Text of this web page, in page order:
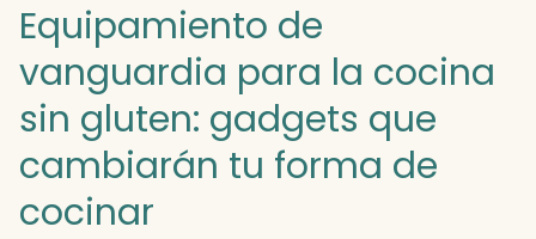
Equipamiento de
vanguardia para la cocina
sin gluten: gadgets que
cambiarán tu forma de
cocinar